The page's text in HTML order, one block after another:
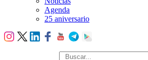
Agenda
25 aniversario
búsqueda